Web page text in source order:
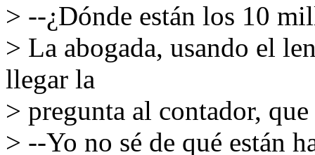
> --¿Dónde están los 10
> La abogada, usando el
llegar la
> pregunta al contador,
> --Yo no sé de qué están